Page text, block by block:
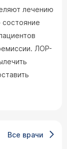
лечению
состояние
ЛОР-
Все врачи